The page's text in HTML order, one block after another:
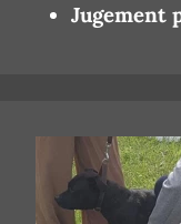
Jugement